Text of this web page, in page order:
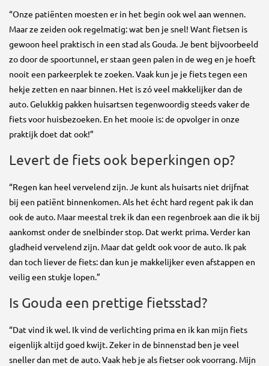
“Onze patiënten moesten er in het begin ook wel aan wennen.
Maar ze zeiden ook regelmatig: wat ben je snel! Want fietsen is
gewoon heel praktisch in een stad als Gouda. Je bent bijvoorbeeld
zo door de spoortunnel, er staan geen palen in de weg en je hoeft
nooit een parkeerplek te zoeken. Vaak kun je je fiets tegen een
hekje zetten en naar binnen. Het is zó veel makkelijker dan de
auto. Gelukkig pakken huisartsen tegenwoordig steeds vaker de
fiets voor huisbezoeken. En het mooie is: de opvolger in onze
praktijk doet dat ook!”
Levert de fiets ook beperkingen op?
“Regen kan heel vervelend zijn. Je kunt als huisarts niet drijfnat
bij een patiënt binnenkomen. Als het écht hard regent pak ik dan
ook de auto. Maar meestal trek ik dan een regenbroek aan die ik bij
aankomst onder de snelbinder stop. Dat werkt prima. Verder kan
gladheid vervelend zijn. Maar dat geldt ook voor de auto. Ik pak
dan toch liever de fiets: dan kun je makkelijker even afstappen en
veilig een stukje lopen.”
Is Gouda een prettige fietsstad?
“Dat vind ik wel. Ik vind de verlichting prima en ik kan mijn fiets
eigenlijk altijd goed kwijt. Zeker in de binnenstad ben je veel
sneller dan met de auto. Vaak heb je als fietser ook voorrang. Mijn